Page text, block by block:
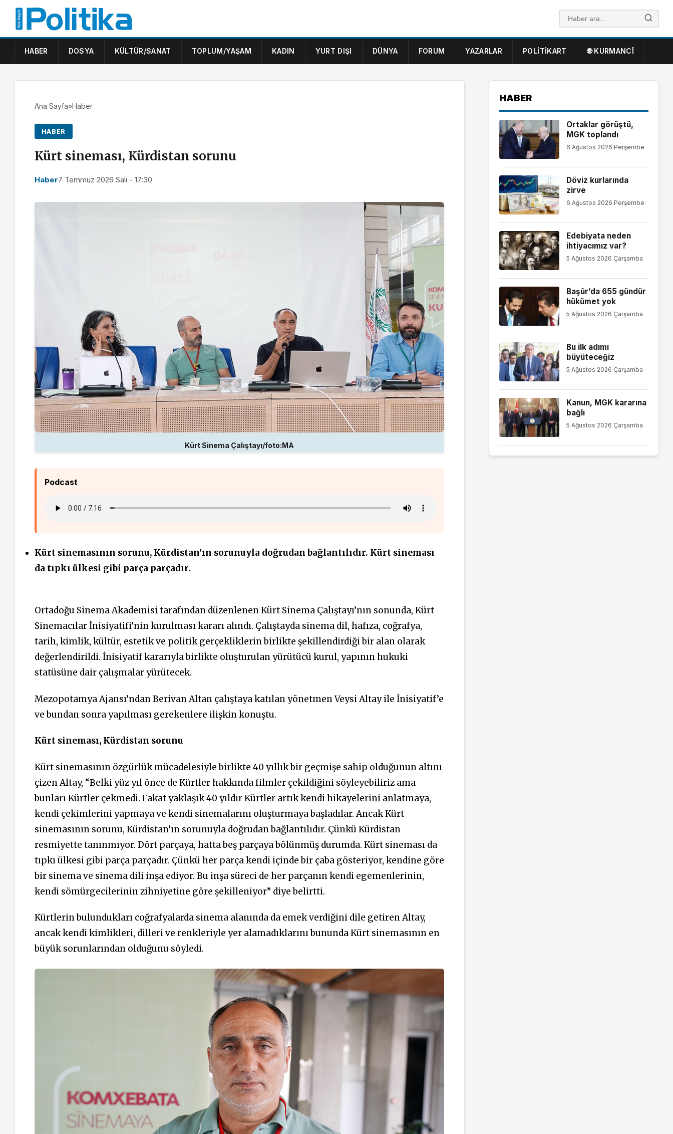
HABER DOSYA KÜLTÜR/SANAT TOPLUM/YAŞAM KADIN YURT DIŞI DÜNYA FORUM YAZARLAR POLITIKART 🌐 KURMANCÎ
Ana Sayfa»Haber
HABER
Kürt sineması, Kürdistan sorunu
Haber7 Temmuz 2026 Salı - 17:30
Kürt Sinema Çalıştayı/foto:MA
Podcast
Kürt sinemasının sorunu, Kürdistan’ın sorunuyla doğrudan bağlantılıdır. Kürt sineması
da tıpkı ülkesi gibi parça parçadır.
Ortadoğu Sinema Akademisi tarafından düzenlenen Kürt Sinema Çalıştayı’nın sonunda, Kürt
Sinemacılar İnisiyatifi’nin kurulması kararı alındı. Çalıştayda sinema dil, hafıza, coğrafya,
tarih, kimlik, kültür, estetik ve politik gerçekliklerin birlikte şekillendirdiği bir alan olarak
değerlendirildi. İnisiyatif kararıyla birlikte oluşturulan yürütücü kurul, yapının hukuki
statüsüne dair çalışmalar yürütecek.
MezopotamyaAjansı’ndan Berivan Altan çalıştaya katılan yönetmen Veysi Altayile İnisiyatif’e
ve bundan sonra yapılması gerekenlere ilişkin konuştu.
Kürt sineması, Kürdistan sorunu
Kürt sinemasının özgürlük mücadelesiyle birlikte 40 yıllık bir geçmişe sahip olduğunun altını
çizen Altay, “Belki yüz yıl önce de Kürtler hakkında filmler çekildiğini söyleyebiliriz ama
bunları Kürtler çekmedi. Fakat yaklaşık 40 yıldır Kürtler artık kendi hikayelerini anlatmaya,
kendi çekimlerini yapmaya ve kendi sinemalarını oluşturmaya başladılar. Ancak Kürt
sinemasının sorunu, Kürdistan’ın sorunuyla doğrudan bağlantılıdır. Çünkü Kürdistan
resmiyette tanınmıyor. Dört parçaya, hatta beş parçaya bölünmüş durumda. Kürt sineması da
tıpkı ülkesi gibi parça parçadır. Çünkü her parça kendi içinde bir çaba gösteriyor, kendine göre
bir sinema ve sinema dili inşa ediyor. Bu inşa süreci de her parçanın kendi egemenlerinin,
kendi sömürgecilerinin zihniyetine göre şekilleniyor” diye belirtti.
Kürtlerin bulundukları coğrafyalarda sinema alanında da emek verdiğini dile getiren Altay,
ancak kendi kimlikleri, dilleri ve renkleriyle yer alamadıklarını bununda Kürt sinemasının en
büyük sorunlarından olduğunu söyledi.
HABER
Ortaklar görüştü,
MGK toplandı
6 Ağustos 2026 Perşembe
Döviz kurlarında
zirve
6 Ağustos 2026 Perşembe
Edebiyata neden
ihtiyacımız var?
5 Ağustos 2026 Çarşamba
Başûr’da 655 gündür
hükümet yok
5 Ağustos 2026 Çarşamba
Bu ilk adımı
büyüteceğiz
5 Ağustos 2026 Çarşamba
Kanun, MGK kararına
bağlı
5 Ağustos 2026 Çarşamba